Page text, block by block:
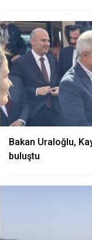
Bakan Uraloğlu,
buluştu